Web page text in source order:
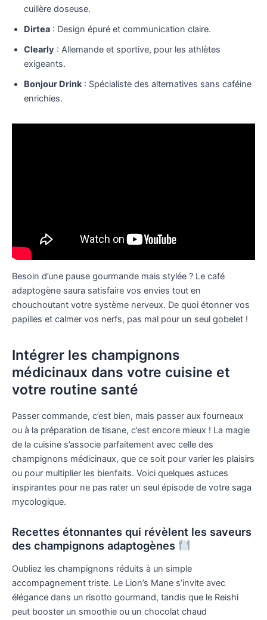
cuillère doseuse.
Dirtea : Design épuré et communication claire.
Clearly : Allemande et sportive, pour les athlètes
exigeants.
Bonjour Drink: Spécialiste des alternatives sans caféine
enrichies.
Besoin d’une pause gourmande mais stylée ? Le café
adaptogène saura satisfaire vos envies tout en
chouchoutant votre système nerveux. De quoi étonner vos
papilles et calmer vos nerfs, pas mal pour un seul gobelet !
Intégrer les champignons
médicinaux dans votre cuisine et
votre routine santé
Passer commande, c’est bien, mais passer aux fourneaux
ou à la préparation de tisane, c’est encore mieux ! La magie
de la cuisine s’associe parfaitement avec celle des
champignons médicinaux, que ce soit pour varier les plaisirs
ou pour multiplier les bienfaits. Voici quelques astuces
inspirantes pour ne pas rater un seul épisode de votre saga
mycologique.
Recettes étonnantes qui révèlent les saveurs
des champignons adaptogènes
Oubliez les champignons réduits à un simple
accompagnement triste. Le Lion’s Mane s’invite avec
élégance dans un risotto gourmand, tandis que le Reishi
peut booster un smoothie ou un chocolat chaud